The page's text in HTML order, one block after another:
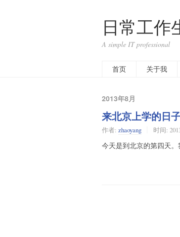
日常工作
A simple IT professional
首页
关于我
2013年8月
来北京上学的日子
作者: zhaoyang 时间:
今天是到北京的第四天。